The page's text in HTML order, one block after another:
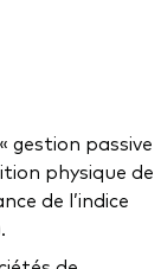
gestion passive
physique de
de l’indice